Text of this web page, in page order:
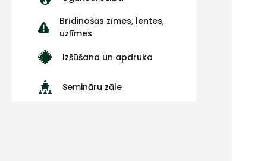
Brīdinošās zīmes, lentes,
uzlīmes
Izšūšana un apdruka
Semināru zāle